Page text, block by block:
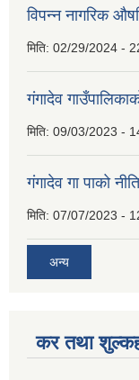
विपन्न नागरिक
मिति: 02/29/2024 -
गंगादेव
मिति: 09/03/2023 -
गंगादेव गा पाको
मिति: 07/07/2023 -
अन्य
कर तथा